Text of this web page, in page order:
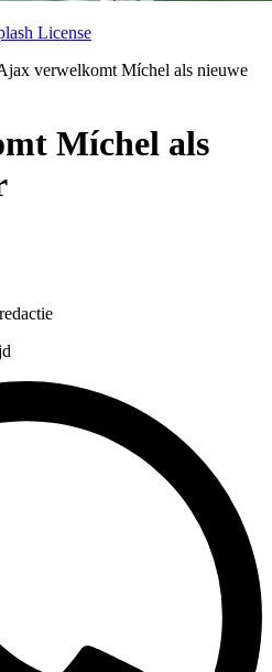
License
verwelkomt Míchel als nieuwe
Míchel als